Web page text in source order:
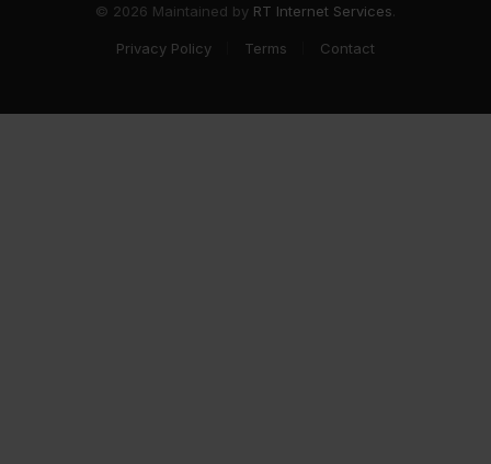
© 2026 Maintained by RT Internet Services
Privacy Policy Terms Contact